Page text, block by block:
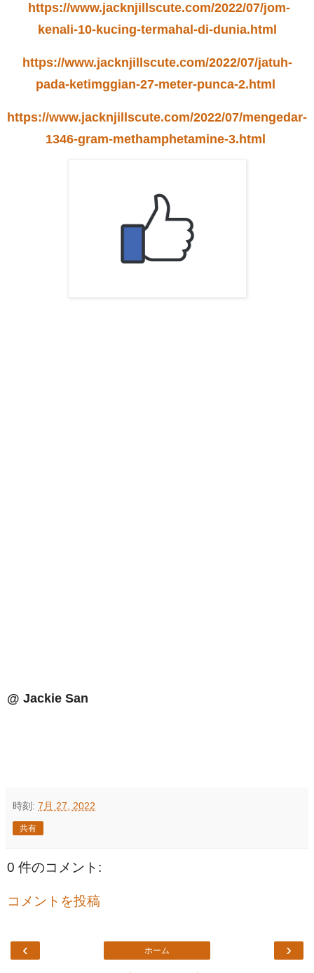
https://www.jacknjillscute.com/2022/07/jom-
kenali-10-kucing-termahal-di-dunia.html
https://www.jacknjillscute.com/2022/07/jatuh-
pada-ketimggian-27-meter-punca-2.html
https://www.jacknjillscute.com/2022/07/mengedar-
1346-gram-methamphetamine-3.html
@ Jackie San
時刻: 7月 27, 2022
共有
0 件のコメント:
コメントを投稿
‹ ›
ホーム